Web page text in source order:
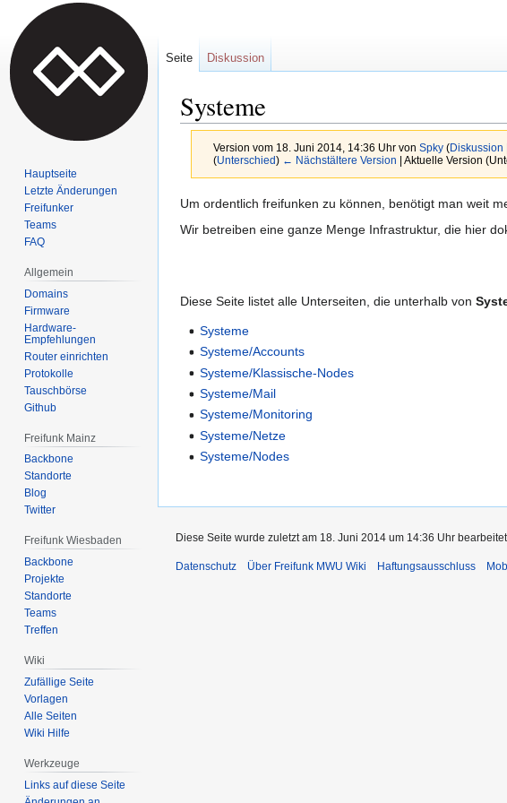
Systeme
Version vom 18. Juni 2014, 14:36 Uhr von Spky (Diskussion
(Unterschied) ← Nächstältere Version | Aktuelle Version
Zur
Navigation
Zur
Suche
Um ordentlich freifunken zu können, benötigt man weit
Wir betreiben eine ganze Menge Infrastruktur, die hier
Diese Seite listet alle Unterseiten, die unterhalb von
Systeme
Systeme/Accounts
Systeme/Klassische-Nodes
Systeme/Mail
Systeme/Monitoring
Systeme/Netze
Systeme/Nodes
Seite Diskussion
Hauptseite
Letzte Änderungen
Freifunker
Teams
FAQ
Allgemein
Domains
Firmware
Hardware-
Empfehlungen
Router einrichten
Protokolle
Tauschbörse
Github
Freifunk Mainz
Backbone
Standorte
Blog
Twitter
Freifunk Wiesbaden
Backbone
Projekte
Standorte
Teams
Treffen
Wiki
Zufällige Seite
Vorlagen
Alle Seiten
Wiki Hilfe
Werkzeuge
Links auf diese Seite
Diese Seite wurde zuletzt am 18. Juni 2014 um 14:36 Uhr bearbeitet.
Datenschutz Über Freifunk MWU Wiki Haftungsausschluss